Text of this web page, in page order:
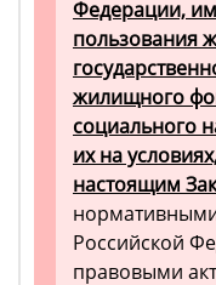
Федерации,
пользования
жилищного
социального
их на
настоящим
Российской
правовыми